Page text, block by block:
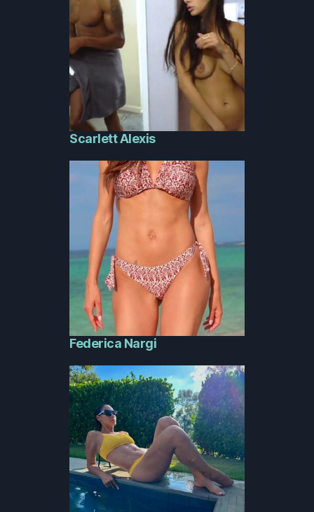
Scarlett Alexis
Federica Nargi